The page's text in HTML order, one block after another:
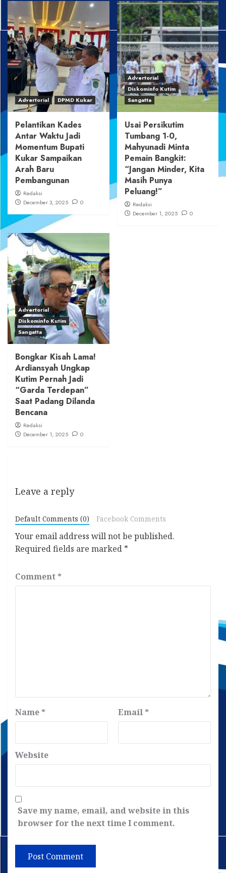
Advertorial DPMD Kukar
Pelantikan Kades
Antar Waktu Jadi
Momentum Bupati
Kukar Sampaikan
Arah Baru
Pembangunan
Redaksi
December 3, 2025
0
Advertorial
Diskominfo Kutim
Sangatta
Usai Persikutim
Tumbang 1-0,
Mahyunadi Minta
Pemain Bangkit:
“Jangan Minder, Kita
Masih Punya
Peluang!”
Redaksi
December 1, 2025
0
Advertorial
Diskominfo Kutim
Sangatta
Bongkar Kisah Lama!
Ardiansyah Ungkap
Kutim Pernah Jadi
“Garda Terdepan”
Saat Padang Dilanda
Bencana
Redaksi
December 1, 2025
0
Leave a reply
Default Comments (0) Facebook Comments
Your email address will not be published.
Required fields are marked *
Comment *
Name * Email *
Website
Save my name, email, and website in this
browser for the next time I comment.